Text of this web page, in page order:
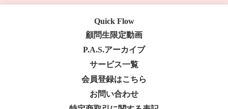
Quick Flow
顧問生限定動画
P.A.S.アーカイブ
サービス一覧
会員登録はこちら
お問い合わせ